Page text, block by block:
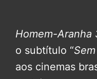
Homem-Aranha
o subtítulo “
aos cinemas